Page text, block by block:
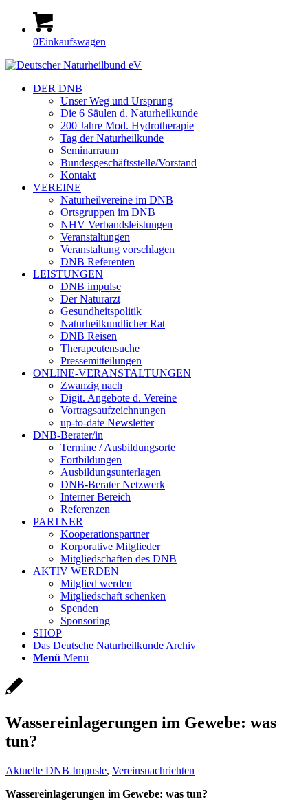
0Einkaufswagen
DER DNB
Unser Weg und Ursprung
Die 6 Säulen d. Naturheilkunde
200 Jahre Mod. Hydrotherapie
Tag der Naturheilkunde
Seminarraum
Bundesgeschäftsstelle/Vorstand
Kontakt
VEREINE
Naturheilvereine im DNB
Ortsgruppen im DNB
NHV Verbandsleistungen
Veranstaltungen
Veranstaltung vorschlagen
DNB Referenten
LEISTUNGEN
DNB impulse
Der Naturarzt
Gesundheitspolitik
Naturheilkundlicher Rat
DNB Reisen
Therapeutensuche
Pressemitteilungen
ONLINE-VERANSTALTUNGEN
Zwanzig nach
Digit. Angebote d. Vereine
Vortragsaufzeichnungen
up-to-date Newsletter
DNB-Berater/in
Termine / Ausbildungsorte
Fortbildungen
Ausbildungsunterlagen
DNB-Berater Netzwerk
Interner Bereich
Referenzen
PARTNER
Kooperationspartner
Korporative Mitglieder
Mitgliedschaften des DNB
AKTIV WERDEN
Mitglied werden
Mitgliedschaft schenken
Spenden
Sponsoring
SHOP
Das Deutsche Naturheilkunde Archiv
Menü Menü
Wassereinlagerungen im Gewebe: was
tun?
Aktuelle DNB Impusle, Vereinsnachrichten
Wassereinlagerungen im Gewebe: was tun?